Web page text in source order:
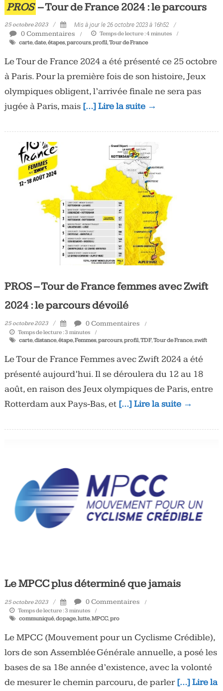
PROS – Tour de France 2024 : le parcours
25 octobre 2023 Mis à jour le 26 octobre 2023 à 16h52
0 Commentaires Temps de lecture :4 minutes
carte,date,étapes,parcours,profil,Tour de France
Le Tour de France 2024 a été présenté ce 25 octobre
à Paris. Pour la première fois de son histoire, Jeux
olympiques obligent, l’arrivée finale ne sera pas
jugée à Paris, mais […] Lire la suite →
PROS – Tour de France femmes avec Zwift
2024 : le parcours dévoilé
25 octobre 2023 0 Commentaires
Temps de lecture :3 minutes
carte,distance,étape,Femmes,parcours,profil,TDF,Tour de France,zwift
Le Tour de France Femmes avec Zwift 2024 a été
présenté aujourd’hui. Il se déroulera du 12 au 18
août, en raison des Jeux olympiques de Paris, entre
Rotterdam aux Pays-Bas, et […] Lire la suite →
Le MPCC plus déterminé que jamais
25 octobre 2023 0 Commentaires
Temps de lecture :3 minutes
communiqué,dopage,lutte,MPCC,pro
Le MPCC (Mouvement pour un Cyclisme Crédible),
lors de son Assemblée Générale annuelle, a posé les
bases de sa 18e année d’existence, avec la volonté
de mesurer le chemin parcouru, de parler[…] Lire la